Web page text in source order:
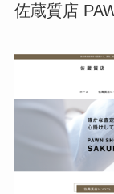
佐蔵質店